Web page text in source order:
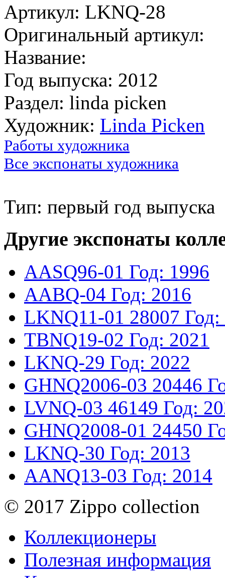
Артикул: LKNQ-28
Оригинальный артикул:
Название:
Год выпуска: 2012
Раздел: linda picken
Художник: Linda Picken
Работы художника
Все экспонаты художника
Тип: первый год выпуска
Другие экспонаты
AASQ96-01 Год: 1996
AABQ-04 Год: 2016
LKNQ11-01 28007 Год:
TBNQ19-02 Год: 2021
LKNQ-29 Год: 2022
GHNQ2006-03 20446
LVNQ-03 46149 Год:
GHNQ2008-01 24450
LKNQ-30 Год: 2013
AANQ13-03 Год: 2014
© 2017 Zippo collection
Коллекционеры
Полезная информация